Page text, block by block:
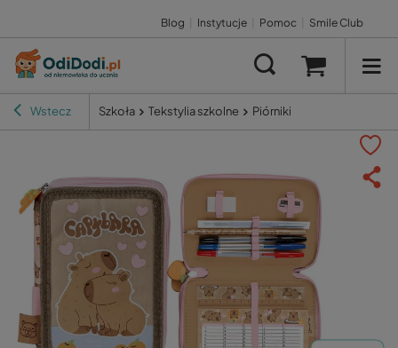
Blog Instytucje Pomoc Smile Club
Wstecz Szkoła Tekstylia szkolne Piórniki